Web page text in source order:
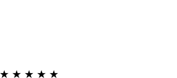
★ ★ ★ ★ ★